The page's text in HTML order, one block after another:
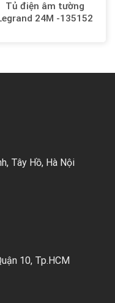
Tủ điện âm tường
24M -135152
Tây Hồ, Hà Nội
10, Tp.HCM